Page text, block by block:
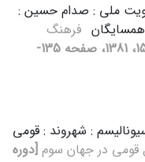
ملی : صدام حسین :
فرهنگ‌
[دوره 5، شماره 15، 1381، صفحه 135-
: شهروند : قومی
قومی‌ در جهان‌ سوم‌ [دوره